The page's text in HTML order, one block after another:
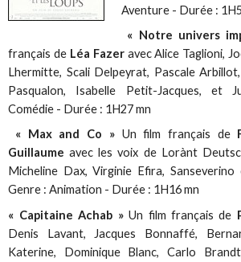
Aventure - Durée :
« Notre univers
français de Léa Fazeravec Alice Taglioni,
Lhermitte, Scali Delpeyrat, Pascale
Pasqualon, Isabelle Petit-Jacques, et
Comédie - Durée : 1H27 mn
« Max and Co »Un film français de
Guillaume avec les voix de Lorànt
Micheline Dax, Virginie Efira,
Genre : Animation - Durée : 1H16 mn
« Capitaine Achab »Un film français de
Denis Lavant, Jacques Bonnaffé,
Katerine, Dominique Blanc, Carlo